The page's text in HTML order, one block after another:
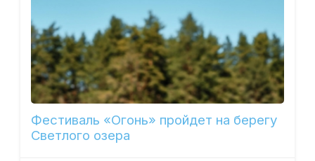
Фестиваль «Огонь» пройдет на берегу
Светлого озера